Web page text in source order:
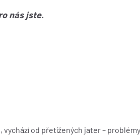
nás jste.
od přetížených jater –